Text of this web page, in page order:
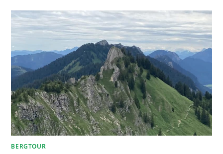
BERGTOUR